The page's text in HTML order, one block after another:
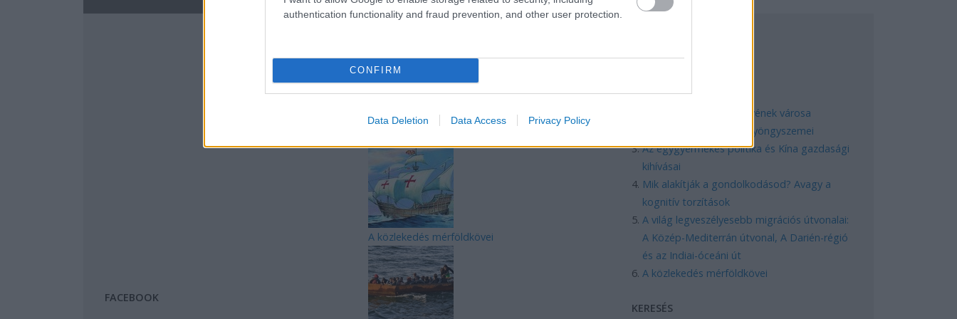
authentication functionality and fraud prevention, and other user protection.
CONFIRM
Data Deletion Data Access Privacy Policy
FACEBOOK
LEGFRISSEBB
A közlekedés mérföldkövei
Manaus: a dzsungel szívének városa
Magyarország rejtett gyöngyszemei
Az egygyermekes politika és Kína gazdasági
kihívásai
Mik alakítják a gondolkodásod? Avagy a
kognitív torzítások
A világ legveszélyesebb migrációs útvonalai:
A Közép-Mediterrán útvonal, A Darién-régió
és az Indiai-óceáni út
A közlekedés mérföldkövei
KERESÉS